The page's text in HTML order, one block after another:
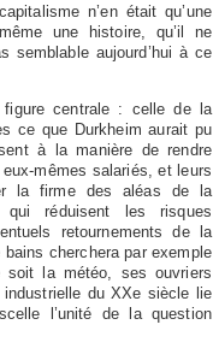
n’en était qu’une
une histoire, qu’il ne
semblable aujourd’hui à ce
figure centrale : celle de la
ce que Durkheim aurait pu
à la manière de rendre
mêmes salariés, et leurs
la firme des aléas de la
qui réduisent les risques
retournements de la
cherchera par exemple
soit la météo, ses ouvriers
du XXe siècle lie
l’unité de la question